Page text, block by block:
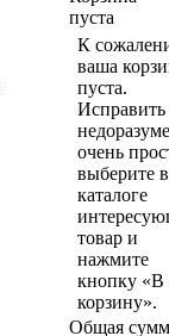
пуста
К
ваша
пуста.
Исправить
очень
выберите в
каталоге
товар и
нажмите
кнопку «В
корзину».
Общая